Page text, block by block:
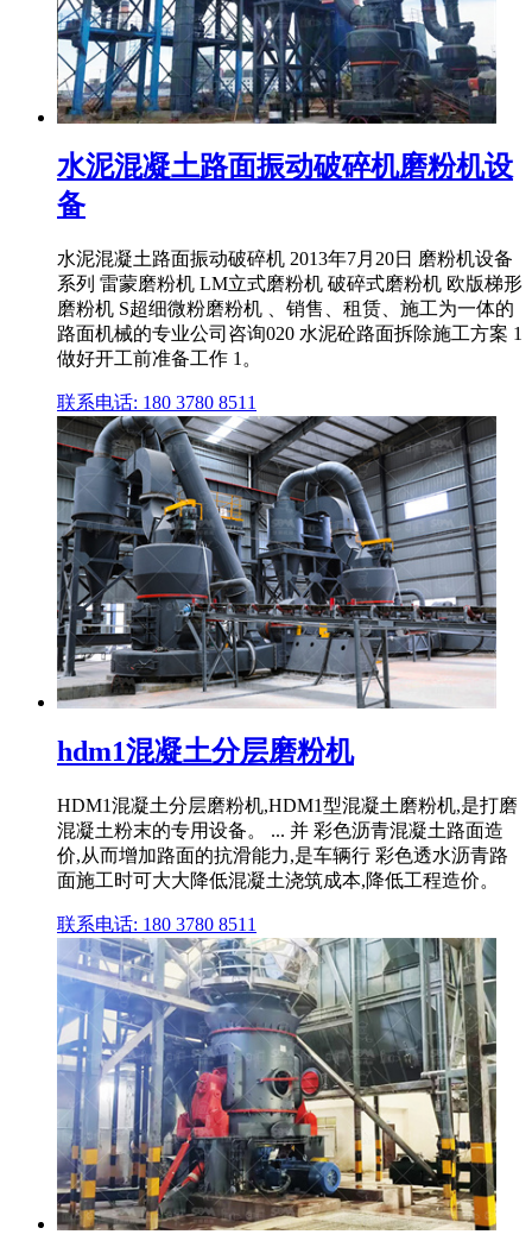
水泥混凝土路面振动破碎机磨粉机设
备
水泥混凝土路面振动破碎机 2013年7月20日 磨粉机设备
系列 雷蒙磨粉机 LM立式磨粉机 破碎式磨粉机 欧版梯形
磨粉机 S超细微粉磨粉机 、销售、租赁、施工为一体的
路面机械的专业公司咨询020 水泥砼路面拆除施工方案 1
做好开工前准备工作 1。
联系电话: 180 3780 8511
hdm1混凝土分层磨粉机
HDM1混凝土分层磨粉机,HDM1型混凝土磨粉机,是打磨
混凝土粉末的专用设备。 ... 并 彩色沥青混凝土路面造
价,从而增加路面的抗滑能力,是车辆行 彩色透水沥青路
面施工时可大大降低混凝土浇筑成本,降低工程造价。
联系电话: 180 3780 8511